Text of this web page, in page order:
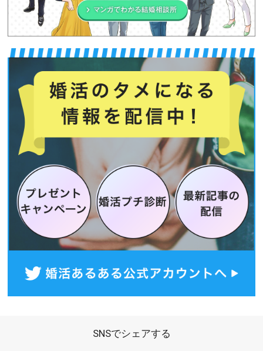
SNSでシェアする